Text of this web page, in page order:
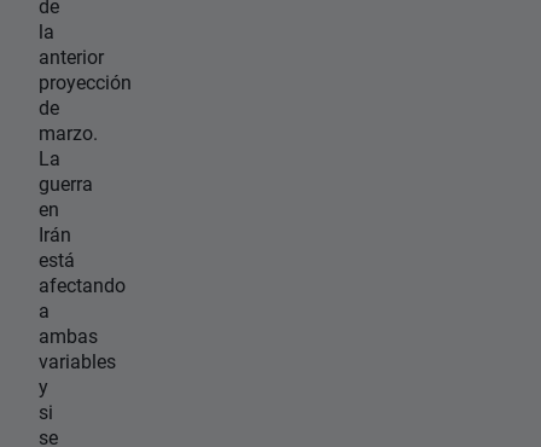
de
la
anterior
proyección
de
marzo.
La
guerra
en
Irán
está
afectando
a
ambas
variables
y
si
se